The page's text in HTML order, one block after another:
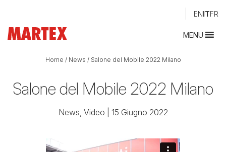
ENITFR
MENU
Home / News / Salone del Mobile 2022 Milano
Salone del Mobile 2022 Milano
News, Video | 15 Giugno 2022